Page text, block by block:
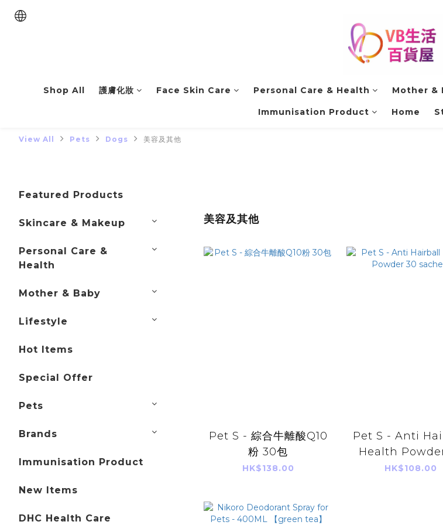
Shop All 護膚化妝 Face Skin Care Personal Care & Health Mother &
Immunisation Product Home
View All Pets Dogs 美容及其他
Featured Products
Skincare & Makeup
Personal Care &
Health
Mother & Baby
Lifestyle
Hot Items
Special Offer
Pets
Brands
Immunisation Product
New Items
DHC Health Care
美容及其他
Pet S - 綜合牛離酸Q10
粉 30包
HK$138.00
Pet S - Anti
Health
sachets
HK$108.00